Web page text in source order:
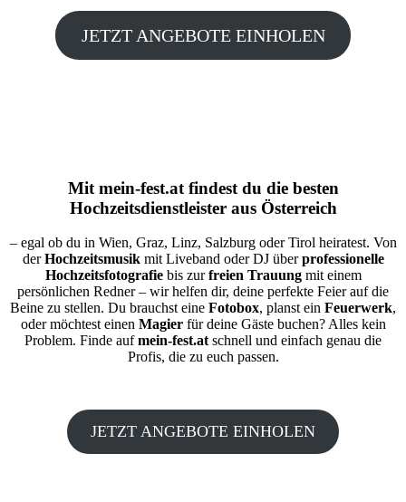
JETZT ANGEBOTE EINHOLEN
Mit mein-fest.atfindest du die besten
Hochzeitsdienstleister aus Österreich
– egal ob du in Wien, Graz, Linz, Salzburg oder Tirol heiratest. Von
derHochzeitsmusikmit Liveband oder DJ überprofessionelle
Hochzeitsfotografiebis zurfreien Trauungmit einem
persönlichen Redner – wir helfen dir, deine perfekte Feier auf die
Beine zu stellen. Du brauchst eine Fotobox, planst ein Feuerwerk,
oder möchtest einen Magierfür deine Gäste buchen? Alles kein
Problem. Finde aufmein-fest.atschnell und einfach genau die
Profis, die zu euch passen.
JETZT ANGEBOTE EINHOLEN